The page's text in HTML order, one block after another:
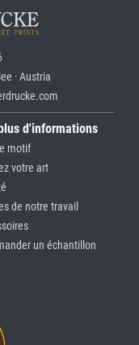
· Austria
d'informations
motif
votre art
de notre travail
un échantillon